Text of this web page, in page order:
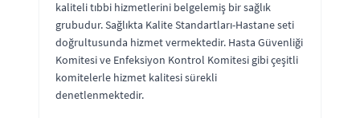
kaliteli tıbbi hizmetlerini belgelemiş bir sağlık
grubudur. Sağlıkta Kalite Standartları-Hastane seti
doğrultusunda hizmet vermektedir. Hasta Güvenliği
Komitesi ve Enfeksiyon Kontrol Komitesi gibi çeşitli
komitelerle hizmet kalitesi sürekli
denetlenmektedir.